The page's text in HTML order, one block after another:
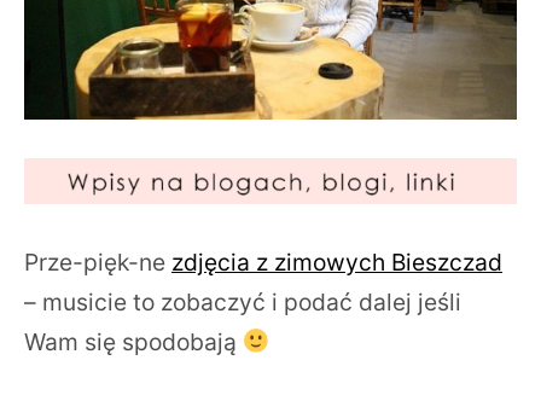
Prze-pięk-ne zdjęcia z zimowych Bieszczad
– musicie to zobaczyć i podać dalej jeśli
Wam się spodobają